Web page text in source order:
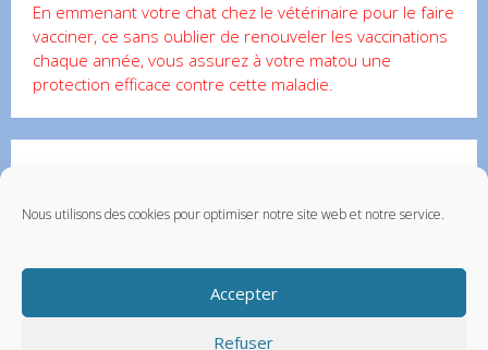
Nous utilisons des cookies pour optimiser notre site web et notre service.
Accepter
Refuser
En emmenant votre chat chez le vétérinaire pour le faire
vacciner, ce sans oublier de renouveler les vaccinations
chaque année, vous assurez à votre matou une
protection efficace contre cette maladie.
Partenaires Contactez-nous